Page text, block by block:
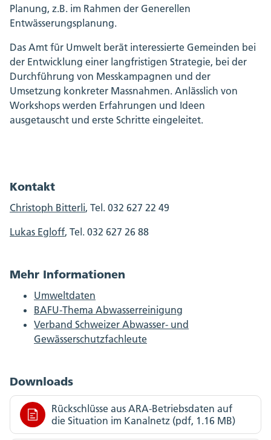
Planung, z.B. im Rahmen der Generellen
Entwässerungsplanung.
Das Amt für Umwelt berät interessierte Gemeinden bei
der Entwicklung einer langfristigen Strategie, bei der
Durchführung von Messkampagnen und der
Umsetzung konkreter Massnahmen. Anlässlich von
Workshops werden Erfahrungen und Ideen
ausgetauscht und erste Schritte eingeleitet.
Kontakt
Christoph Bitterli, Tel. 032 627 22 49
Lukas Egloff, Tel. 032 627 26 88
Mehr Informationen
Umweltdaten
BAFU-Thema Abwasserreinigung
Verband Schweizer Abwasser- und
Gewässerschutzfachleute
Downloads
Rückschlüsse aus ARA-Betriebsdaten auf
die Situation im Kanalnetz (pdf, 1.16 MB)